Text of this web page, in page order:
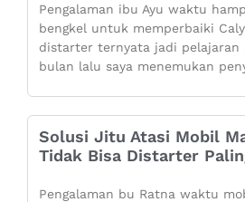
Pengalaman ibu Ayu waktu
bengkel untuk memperbaiki
distarter ternyata jadi pelajaran
bulan lalu saya menemukan
Solusi Jitu Atasi Mobil
Tidak Bisa Distarter
Pengalaman bu Ratna waktu